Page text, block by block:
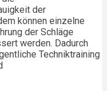
der
können einzelne
der Schläge
werden. Dadurch
Techniktraining